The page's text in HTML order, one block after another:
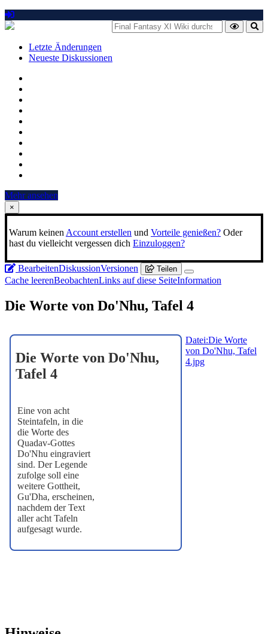
Letzte Änderungen
Neueste Diskussionen
Mehr ansehen
×
Warum keinen Account erstellen und Vorteile genießen? Oder
hast du vielleicht vergessen dich Einzuloggen?
BearbeitenDiskussionVersionen Teilen
Cache leerenBeobachtenLinks auf diese SeiteInformation
Die Worte von Do'Nhu, Tafel 4
Die Worte von Do'Nhu,
Tafel 4
Eine von acht
Steintafeln, in die
die Worte des
Quadav-Gottes
Do'Nhu eingraviert
sind. Der Legende
zufolge soll eine
weitere Gottheit,
Gu'Dha, erscheinen,
nachdem der Text
aller acht Tafeln
aufgesagt wurde.
Datei:Die Worte
von Do'Nhu, Tafel
4.jpg